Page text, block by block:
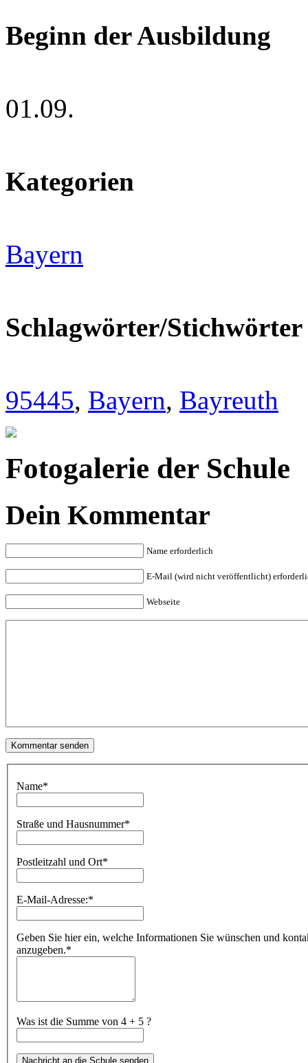
Beginn der Ausbildung
01.09.
Kategorien
Bayern
Schlagwörter/Stichwörter
95445, Bayern, Bayreuth
Fotogalerie der Schule
Dein Kommentar
Name erforderlich
E-Mail (wird nicht veröffentlicht)
Webseite
Name*
Straße und Hausnummer*
Postleitzahl und Ort*
E-Mail-Adresse:*
Geben Sie hier ein, welche Informationen Sie wünschen und
anzugeben.*
Was ist die Summe von 4 + 5 ?